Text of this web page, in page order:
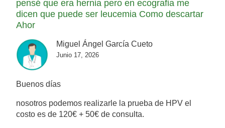
pensé que era hernia pero en ecografia me
dicen que puede ser leucemia Como descartar
Ahor
Miguel Ángel García Cueto
Junio 17, 2026
Buenos días
nosotros podemos realizarle la prueba de HPV el
costo es de 120€ + 50€ de consulta.